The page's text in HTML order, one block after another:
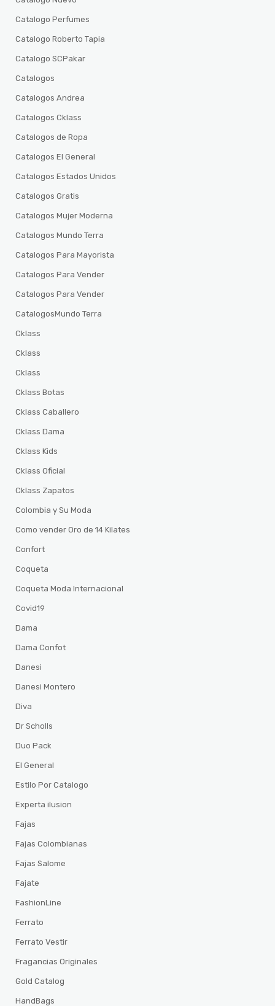
Catalogo Perfumes
Catalogo Roberto Tapia
Catalogo SCPakar
Catalogos
Catalogos Andrea
Catalogos Cklass
Catalogos de Ropa
Catalogos El General
Catalogos Estados Unidos
Catalogos Gratis
Catalogos Mujer Moderna
Catalogos Mundo Terra
Catalogos Para Mayorista
Catalogos Para Vender
Catalogos Para Vender
CatalogosMundo Terra
Cklass
Cklass
Cklass
Cklass Botas
Cklass Caballero
Cklass Dama
Cklass Kids
Cklass Oficial
Cklass Zapatos
Colombia y Su Moda
Como vender Oro de 14 Kilates
Confort
Coqueta
Coqueta Moda Internacional
Covid19
Dama
Dama Confot
Danesi
Danesi Montero
Diva
Dr Scholls
Duo Pack
El General
Estilo Por Catalogo
Experta ilusion
Fajas
Fajas Colombianas
Fajas Salome
Fajate
FashionLine
Ferrato
Ferrato Vestir
Fragancias Originales
Gold Catalog
HandBags